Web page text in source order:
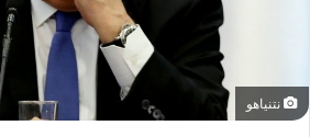
نتنياهو